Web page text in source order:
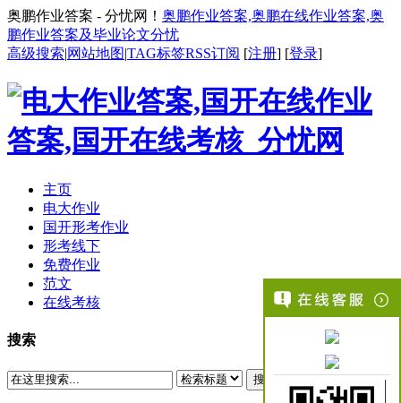
奥鹏作业答案 - 分忧网！ 奥鹏作业答案,奥鹏在线作业答案,奥
鹏作业答案及毕业论文分忧
高级搜索|网站地图|TAG标签RSS订阅 [注册] [登录]
主页
电大作业
国开形考作业
形考线下
免费作业
范文
在线考核
搜索
搜索